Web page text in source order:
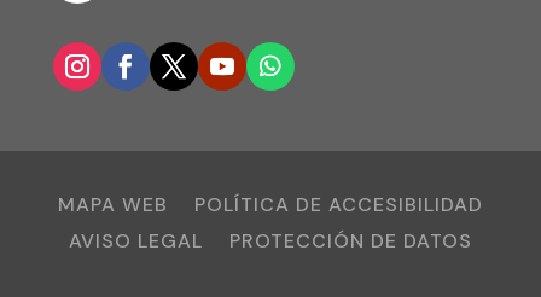
MAPA WEB
POLÍTICA DE ACCESIBILIDAD
AVISO LEGAL
PROTECCIÓN DE DATOS